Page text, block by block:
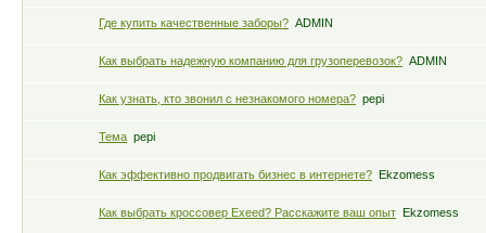
Где купить качественные заборы? ADMIN
Как выбрать надежную компанию для грузоперевозок? ADMIN
Как узнать, кто звонил с незнакомого номера? pepi
Тема pepi
Как эффективно продвигать бизнес в интернете? Ekzomess
Как выбрать кроссовер Exeed? Расскажите ваш опыт Ekzomess